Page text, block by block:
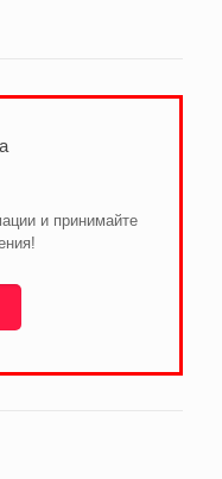
и принимайте